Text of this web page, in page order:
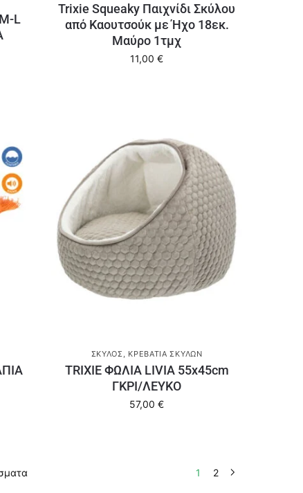
L
Trixie Squeaky Παιχνίδι Σκύλου
από Καουτσούκ με Ήχο 18εκ.
Μαύρο 1τμχ
11,00€
ΣΚΎΛΟΣ ΚΡΕΒΆΤΙΑ ΣΚΎΛΩΝ
TRIXIE ΦΩΛΙΑ LIVIA 55x45cm
ΓΚΡΙ/ΛΕΥΚΟ
57,00€
1 2